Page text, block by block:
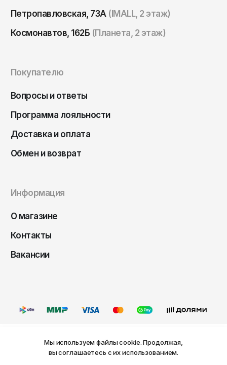
Петропавловская, 73А (IMALL, 2 этаж)
Космонавтов, 162Б (Планета, 2 этаж)
Покупателю
Вопросы и ответы
Программа лояльности
Доставка и оплата
Обмен и возврат
Информация
О магазине
Контакты
Вакансии
Оферта
Политика конфиденциальности
Ухта
Хабаровск
Чайковский
Чита
Элиста
Якутск
Ваш город Пермь?
Мы используем файлы cookie. Продолжая,
вы соглашаетесь с их использованием.